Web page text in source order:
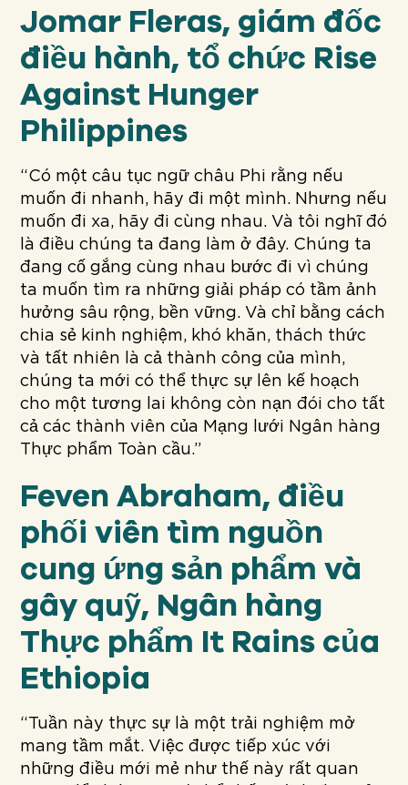
Jomar Fleras, giám đốc
điều hành, tổ chức Rise
Against Hunger
Philippines
“Có một câu tục ngữ châu Phi rằng nếu
muốn đi nhanh, hãy đi một mình. Nhưng nếu
muốn đi xa, hãy đi cùng nhau. Và tôi nghĩ đó
là điều chúng ta đang làm ở đây. Chúng ta
đang cố gắng cùng nhau bước đi vì chúng
ta muốn tìm ra những giải pháp có tầm ảnh
hưởng sâu rộng, bền vững. Và chỉ bằng cách
chia sẻ kinh nghiệm, khó khăn, thách thức
và tất nhiên là cả thành công của mình,
chúng ta mới có thể thực sự lên kế hoạch
cho một tương lai không còn nạn đói cho tất
cả các thành viên của Mạng lưới Ngân hàng
Thực phẩm Toàn cầu.”
Feven Abraham, điều
phối viên tìm nguồn
cung ứng sản phẩm và
gây quỹ, Ngân hàng
Thực phẩm It Rains của
Ethiopia
“Tuần này thực sự là một trải nghiệm mở
mang tầm mắt. Việc được tiếp xúc với
những điều mới mẻ như thế này rất quan